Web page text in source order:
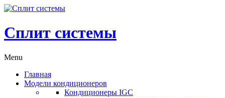
Сплит системы
Menu
Главная
Модели кондиционеров
Кондиционеры IGC